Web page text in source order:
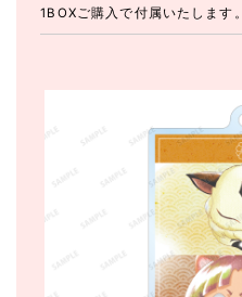
1BOXご購入で付属いたします。